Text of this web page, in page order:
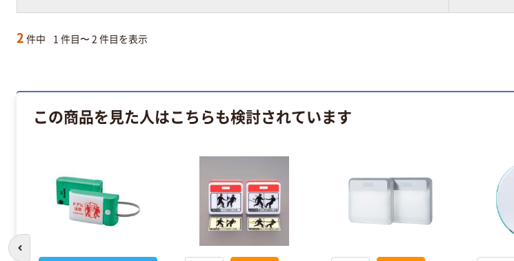
2 件中 1 件目〜 2 件目を表示
この商品を見た人はこちらも検討されています
前のスライドへ